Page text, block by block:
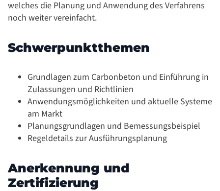
welches die Planung und Anwendung des Verfahrens
noch weiter vereinfacht.
Schwerpunktthemen
Grundlagen zum Carbonbeton und Einführung in
Zulassungen und Richtlinien
Anwendungsmöglichkeiten und aktuelle Systeme
am Markt
Planungsgrundlagen und Bemessungsbeispiel
Regeldetails zur Ausführungsplanung
Anerkennung und
Zertifizierung